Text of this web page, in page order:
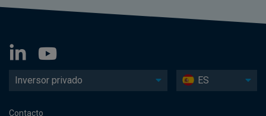
Inversor privado ES
Contacto